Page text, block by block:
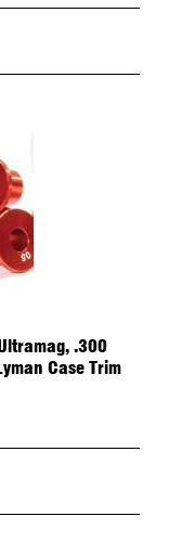
.300
Case Trim